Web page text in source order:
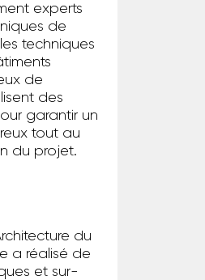
experts
de
techniques
de
des
garantir un
tout au
du projet.
du
a réalisé de
et sur-